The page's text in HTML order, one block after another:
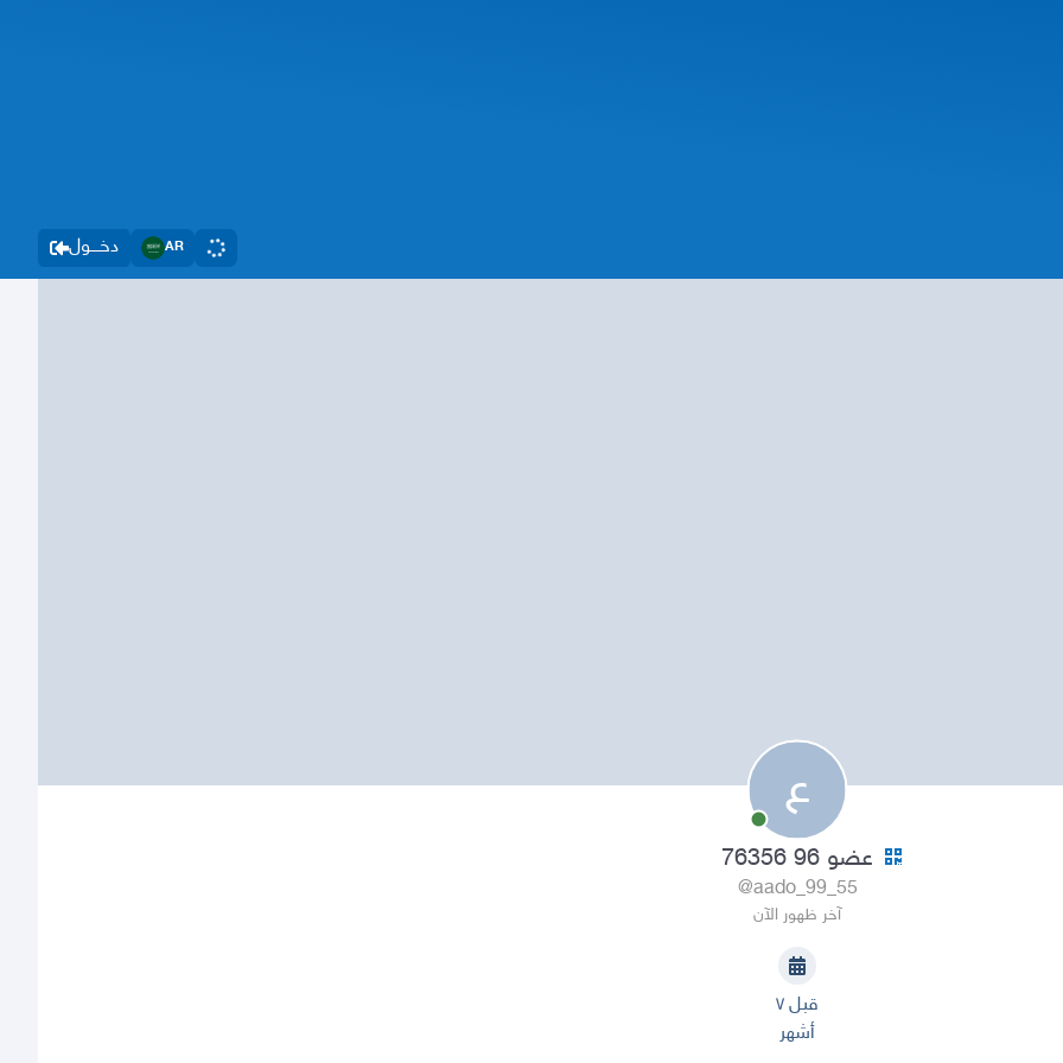
دخــــول AR
ع
عضو 96 76356
@aado_99_55
آخر ظهور الآن
قبل ٧
أشهر